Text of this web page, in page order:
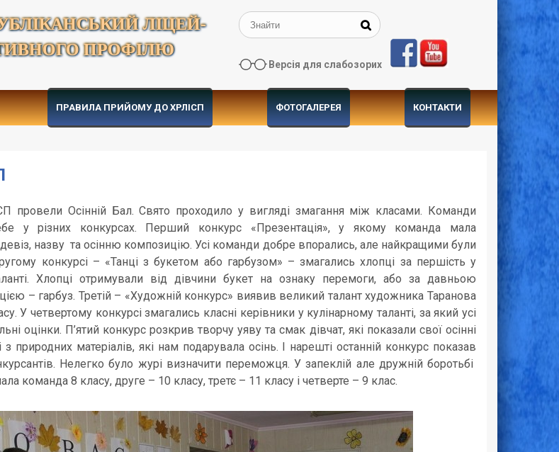
ЛІЦЕЙ-
ПРОФІЛЮ
Версія для слабозорих
ПРАВИЛА ПРИЙОМУ ДО ХРЛІСП ФОТОГАЛЕРЕЯ КОНТАКТИ
провели Осінній Бал. Свято проходило у вигляді змагання між класами. Команди
у різних конкурсах. Перший конкурс «Презентація», у якому команда мала
назву та осінню композицію.Усі команди добре впорались, але найкращими були
конкурсі – «Танці з букетом або гарбузом» – змагались хлопці за першість у
Хлопці отримували від дівчини букет на ознаку перемоги, або за давньою
– гарбуз. Третій – «Художній конкурс» виявив великий талант художника Таранова
У четвертому конкурсі змагались класні керівники у кулінарному таланті, за який усі
оцінки. П’ятий конкурс розкрив творчу уяву та смак дівчат, які показали свої осінні
природних матеріалів, які нам подарувала осінь. І нарешті останній конкурс показав
Нелегко було журі визначити переможця. У запеклій але дружній боротьбі
команда 8 класу, друге – 10 класу, третє – 11 класу і четверте – 9 клас.